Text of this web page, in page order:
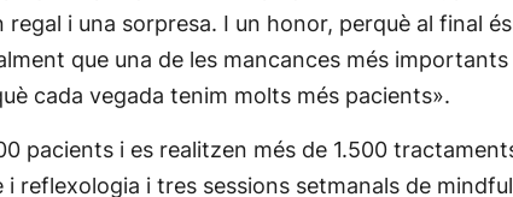
i una sorpresa. I un honor, perquè al final
que una de les mancances més
cada vegada tenim molts més pacients».
pacients i es realitzen més de 1.500
reflexologia i tres sessions setmanals de